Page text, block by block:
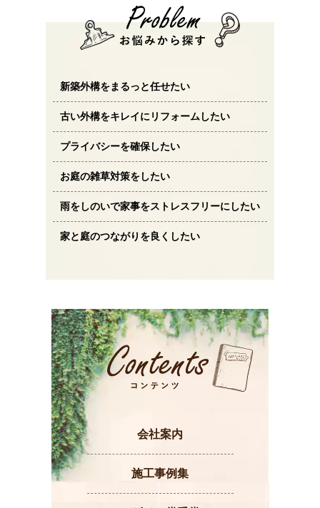
新築外構をまるっと任せたい
古い外構をキレイにリフォームしたい
プライバシーを確保したい
お庭の雑草対策をしたい
雨をしのいで家事をストレスフリーにしたい
家と庭のつながりを良くしたい
会社案内
施工事例集